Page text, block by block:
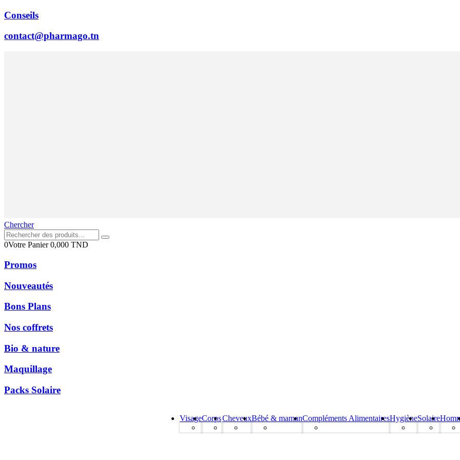
Conseils
contact@pharmago.tn
Chercher
0Votre Panier0,000 TND
Promos
Nouveautés
Bons Plans
Nos coffrets
Bio & nature
Maquillage
Packs Solaire
VisageCorpsCheveuxBébé & mamanCompléments AlimentairesHygièneSolaire